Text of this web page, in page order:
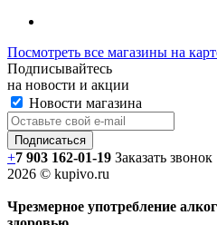
Посмотреть все магазины на
Подписывайтесь
на новости и акции
Новости магазина
+7 903 162-01-19 Заказать звонок
2026 © kupivo.ru
Чрезмерное употребление